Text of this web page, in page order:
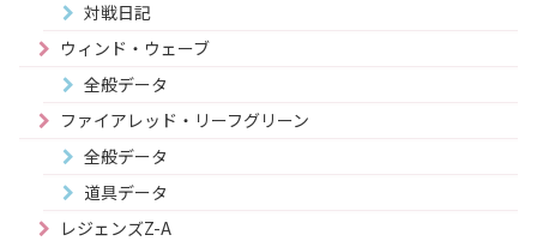
対戦日記
ウィンド・ウェーブ
全般データ
ファイアレッド・リーフグリーン
全般データ
道具データ
レジェンズZ-A